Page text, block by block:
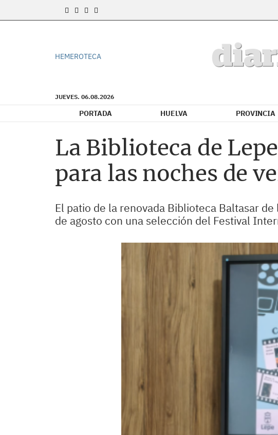
HEMEROTECA
JUEVES. 06.08.2026
PORTADA HUELVA PROVINCIA
La Biblioteca de
para las noches de
El patio de la renovada Biblioteca Baltasar
de agosto con una selección del Festival